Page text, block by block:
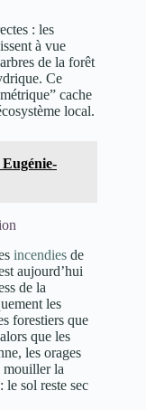
: les
à vue
de la forêt
Ce
cache
local.
incendies de
aujourd’hui
de la
les
forestiers que
que les
les orages
mouiller la
le sol reste sec